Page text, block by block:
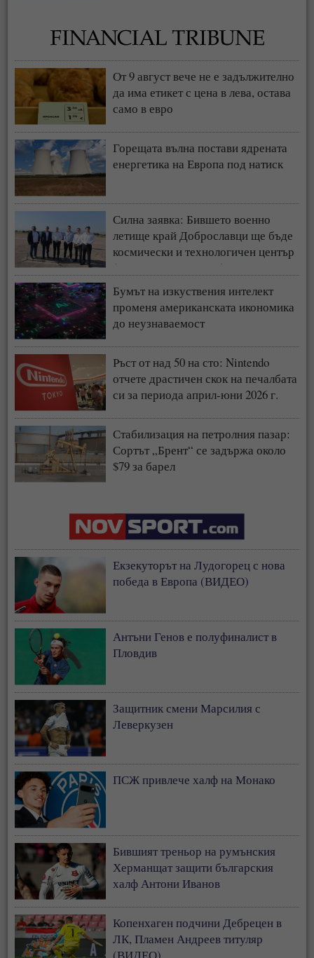
От 9 август вече не е задължително
да има етикет с цена в лева, остава
само в евро
Горещата вълна постави ядрената
енергетика на Европа под натиск
Силна заявка: Бившето военно
летище край Доброславци ще бъде
космически и технологичен център
(СНИМКИ + ВИДЕО)
Бумът на изкуствения интелект
променя американската икономика
до неузнаваемост
Ръст от над 50 на сто: Nintendo
отчете драстичен скок на печалбата
си за периода април-юни 2026 г.
Стабилизация на петролния пазар:
Сортът „Брент“ се задържа около
$79 за барел
Екзекуторът на Лудогорец с нова
победа в Европа (ВИДЕО)
Антъни Генов е полуфиналист в
Пловдив
Защитник смени Марсилия с
Леверкузен
ПСЖ привлече халф на Монако
Бившият треньор на румънския
Херманщат защити българския
халф Антони Иванов
Копенхаген подчини Дебрецен в
ЛК, Пламен Андреев титуляр
(ВИДЕО)